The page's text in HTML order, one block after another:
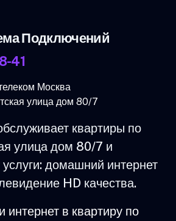
Подключений
41
Москва
улица дом 80/7
квартиры по
улица дом 80/7 и
домашний интернет
HD качества.
интернет в квартиру по